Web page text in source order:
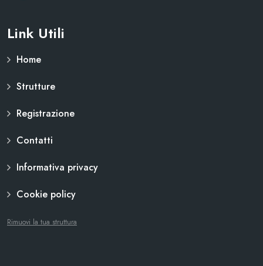
Link Utili
Home
Strutture
Registrazione
Contatti
Informativa privacy
Cookie policy
Rimuovi la tua struttura